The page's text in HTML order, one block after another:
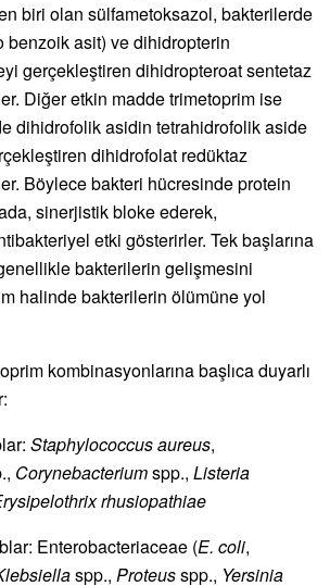
biri olan sülfametoksazol, bakterilerde
benzoik asit) ve dihidropterin
gerçekleştiren dihidropteroat sentetaz
Diğer etkin madde trimetoprim ise
dihidrofolik asidin tetrahidrofolik aside
dihidrofolat redüktaz
Böylece bakteri hücresinde protein
sinerjistik bloke ederek,
etki gösterirler. Tek başlarına
bakterilerin gelişmesini
halinde bakterilerin ölümüne yol
kombinasyonlarına başlıca duyarlı
Staphylococcus aureus,
Corynebacteriumspp., Listeria
rhusiopathiae
Enterobacteriaceae (E. coli,
spp., Proteusspp., Yersinia